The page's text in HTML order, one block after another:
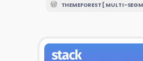
THEMEFOREST [ MULTI-